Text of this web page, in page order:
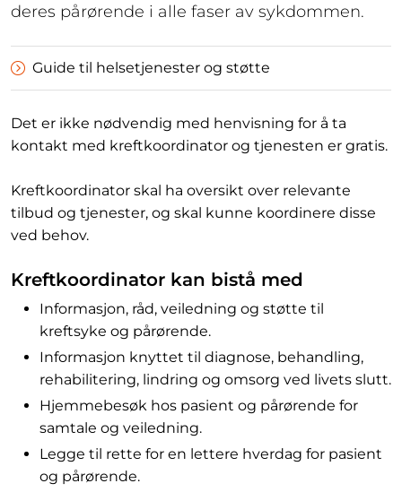
deres pårørende i alle faser av sykdommen.
Guide til helsetjenester og støtte
Det er ikke nødvendig med henvisning for å ta
kontakt med kreftkoordinator og tjenesten er gratis.
Kreftkoordinator skal ha oversikt over relevante
tilbud og tjenester, og skal kunne koordinere disse
ved behov.
Kreftkoordinator kan bistå med
Informasjon, råd, veiledning og støtte til
kreftsyke og pårørende.
Informasjon knyttet til diagnose, behandling,
rehabilitering, lindring og omsorg ved livets slutt.
Hjemmebesøk hos pasient og pårørende for
samtale og veiledning.
Legge til rette for en lettere hverdag for pasient
og pårørende.